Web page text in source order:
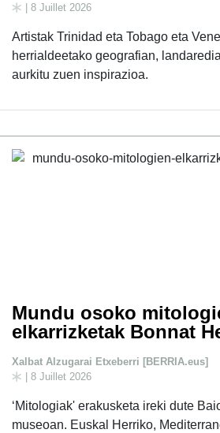
| 8 Juillet 2026
Artistak Trinidad eta Tobago eta
herrialdeetako geografian,
aurkitu zuen inspirazioa.
Mundu osoko
elkarrizketak Bonnat
Xalbat Alzugarai Etxeberri [BERRIA.eus]
| 8 Juillet 2026
‘Mitologiak' erakusketa ireki dute
museoan. Euskal Herriko,